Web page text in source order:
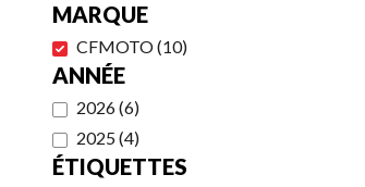
MARQUE
CFMOTO(10)
ANNÉE
2026(6)
2025(4)
ÉTIQUETTES